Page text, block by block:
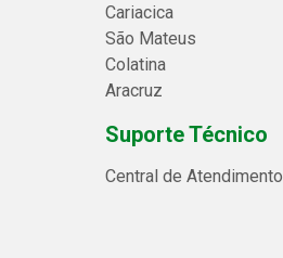
Cariacica
São Mateus
Colatina
Aracruz
Suporte Técnico
Central de Atendimento